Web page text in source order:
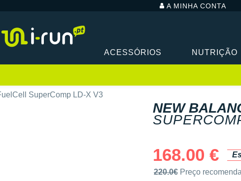
A MINHA CONTA
ACESSÓRIOS NUTRIÇÃO
SuperComp LD-X V3
NEW
168.00 €
Preço de venda
220.0€ Preço